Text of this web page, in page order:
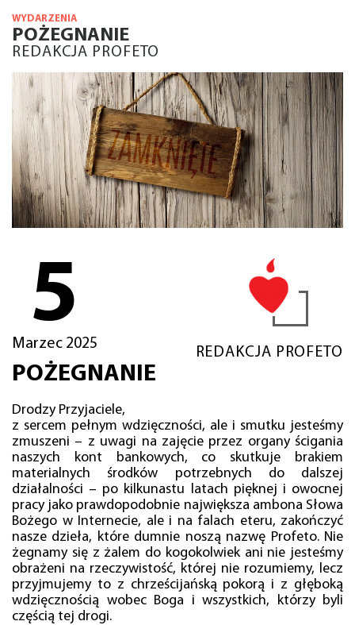
WYDARZENIA
POŻEGNANIE
REDAKCJA PROFETO
5
Marzec 2025
REDAKCJA PROFETO
POŻEGNANIE
Drodzy Przyjaciele,
z sercem pełnym wdzięczności, ale i smutku jesteśmy
zmuszeni – z uwagi na zajęcie przez organy ścigania
naszych kont bankowych, co skutkuje brakiem
materialnych środków potrzebnych do dalszej
działalności – po kilkunastu latach pięknej i owocnej
pracy jako prawdopodobnie największa ambona Słowa
Bożego w Internecie, ale i na falach eteru, zakończyć
nasze dzieła, które dumnie noszą nazwę Profeto. Nie
żegnamy się z żalem do kogokolwiek ani nie jesteśmy
obrażeni na rzeczywistość, której nie rozumiemy, lecz
przyjmujemy to z chrześcijańską pokorą i z głęboką
wdzięcznością wobec Boga i wszystkich, którzy byli
częścią tej drogi.